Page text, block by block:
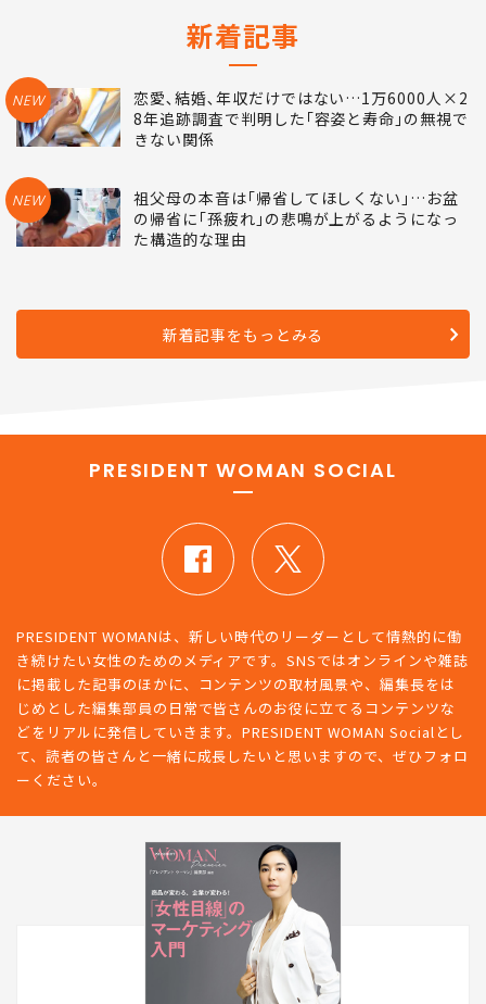
新着記事
NEW
恋愛､結婚､年収だけではない…1万6000人×2
8年追跡調査で判明した｢容姿と寿命｣の無視で
きない関係
NEW
祖父母の本音は｢帰省してほしくない｣…お盆
の帰省に｢孫疲れ｣の悲鳴が上がるようになっ
た構造的な理由
新着記事をもっとみる
PRESIDENT WOMAN SOCIAL
PRESIDENT WOMANは、新しい時代のリーダーとして情熱的に働
き続けたい女性のためのメディアです。SNSではオンラインや雑誌
に掲載した記事のほかに、コンテンツの取材風景や、編集長をは
じめとした編集部員の日常で皆さんのお役に立てるコンテンツな
どをリアルに発信していきます。PRESIDENT WOMAN Socialとし
て、読者の皆さんと一緒に成長したいと思いますので、ぜひフォロ
ーください。